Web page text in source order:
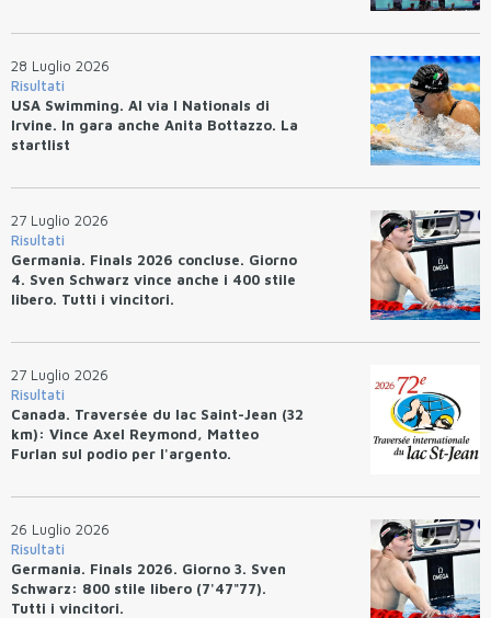
28 Luglio 2026
Risultati
USA Swimming. Al via I Nationals di
Irvine. In gara anche Anita Bottazzo. La
startlist
27 Luglio 2026
Risultati
Germania. Finals 2026 concluse. Giorno
4. Sven Schwarz vince anche i 400 stile
libero. Tutti i vincitori.
27 Luglio 2026
Risultati
Canada. Traversée du lac Saint-Jean (32
km): Vince Axel Reymond, Matteo
Furlan sul podio per l'argento.
26 Luglio 2026
Risultati
Germania. Finals 2026. Giorno 3. Sven
Schwarz: 800 stile libero (7'47"77).
Tutti i vincitori.